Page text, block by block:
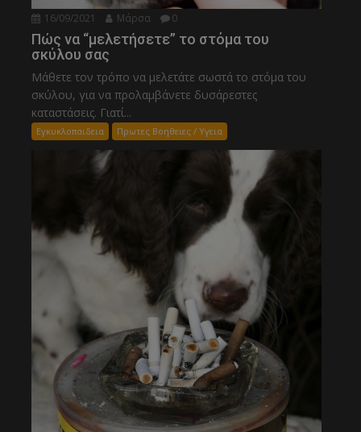
16/09/2021 Μάρσα 0
Πώς να “μελετήσετε” το στόμα του
σκύλου σας
Μάθετε τον τρόπο να μελετάτε σωστά το στόμα του
σκύλου, για να προλαμβάνετε δυσάρεστες
καταστάσεις. Γιατί...
Εγκυκλοπαιδεια Πρωτες Βοηθειες / Υγεια